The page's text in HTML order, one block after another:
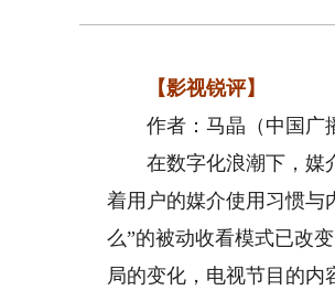
【影视锐评】
作者：马晶（中国广播
在数字化浪潮下，媒介
着用户的媒介使用习惯与
么”的被动收看模式已改
局的变化，电视节目的